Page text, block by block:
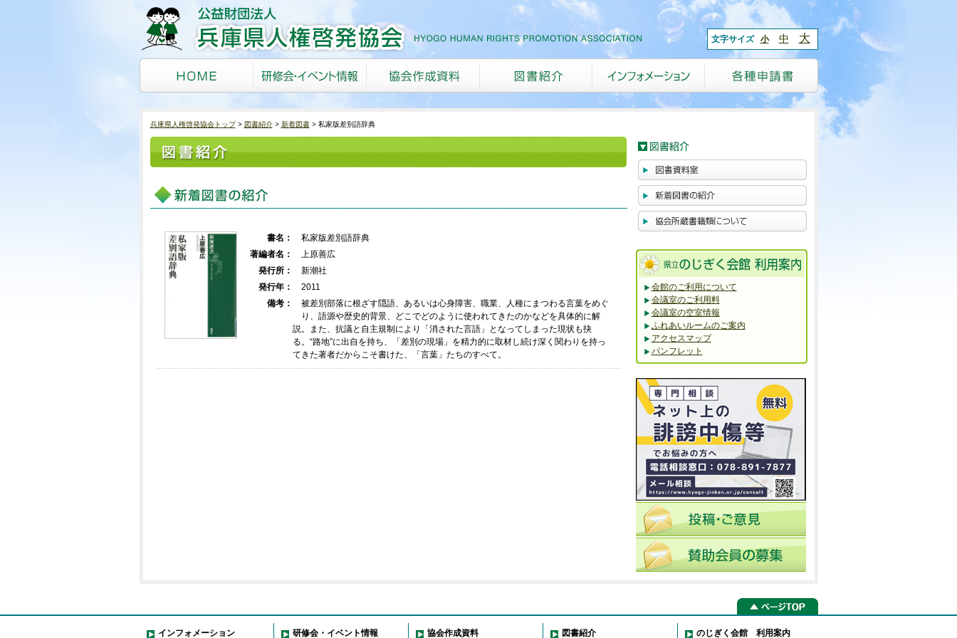
文字サイズ 小 中 大
兵庫県人権啓発協会トップ 図書紹介 新着図書 私家版差別語辞典
書名：
私家版差別語辞典
著編者名：
上原善広
発行所：
新潮社
発行年：
2011
備考：
被差別部落に根ざす隠語、あるいは心身障害、職業、人種にまつわる言葉をめぐ
り、語源や歴史的背景、どこでどのように使われてきたのかなどを具体的に解
説。また、抗議と自主規制により「消された言語」となってしまった現状も抉
る。“路地”に出自を持ち、「差別の現場」を精力的に取材し続け深く関わりを持っ
てきた著者だからこそ書けた、「言葉」たちのすべて。
会館のご利用について
会議室のご利用料
会議室の空室情報
ふれあいルームのご案内
アクセスマップ
パンフレット
インフォメーション 研修会・イベント情報 協会作成資料 図書紹介 のじぎく会館 利用案内